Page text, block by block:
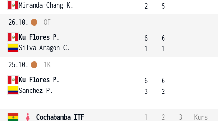
Miranda-Chang K.
2
5
26.10.
Ku Flores P.
Silva Aragon C.
OF
6
1
6
1
25.10.
Ku Flores P.
Sanchez P.
1K
6
3
6
2
Cochabamba ITF 1 2 3 Kurs